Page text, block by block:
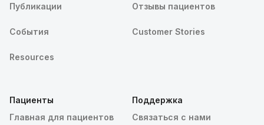
Публикации
События
Resources
Отзывы пациентов
Customer Stories
Пациенты
Главная для пациентов
Поддержка
Связаться с нами